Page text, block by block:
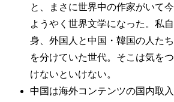
と、まさに世界中の作家がいて今
ようやく世界文学になった。私自
身、外国人と中国・韓国の人たち
を分けていた世代。そこは気をつ
けないといけない。
中国は海外コンテンツの国内取入